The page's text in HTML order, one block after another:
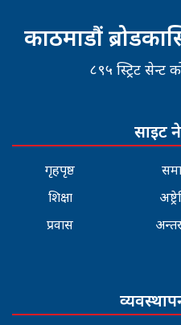
काठमाडौं
८९५ स्ट्रिट सेन्ट
साइट
गृहपृष्ठ
शिक्षा
प्रवास